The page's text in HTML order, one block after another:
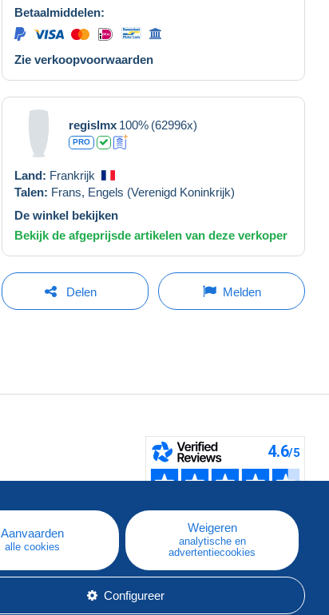
Betaalmiddelen:
Zie verkoopvoorwaarden
regislmx 100% (62996x)
PRO
Land: Frankrijk
Talen: Frans, Engels (Verenigd Koninkrijk)
De winkel bekijken
Bekijk de afgeprijsde artikelen van deze verkoper
Delen Melden
Aanvaarden
alle cookies
Weigeren
analytische en
advertentiecookies
Configureer